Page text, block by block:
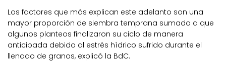
Los factores que más explican este adelanto son una
mayor proporción de siembra temprana sumado a que
algunos planteos finalizaron su ciclo de manera
anticipada debido al estrés hídrico sufrido durante el
llenado de granos, explicó la BdC.